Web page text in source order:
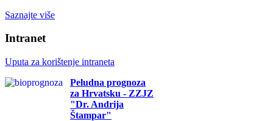
Saznajte više
Intranet
Uputa za korištenje intraneta
Peludna prognoza
za Hrvatsku - ZZJZ
"Dr. Andrija
Štampar"